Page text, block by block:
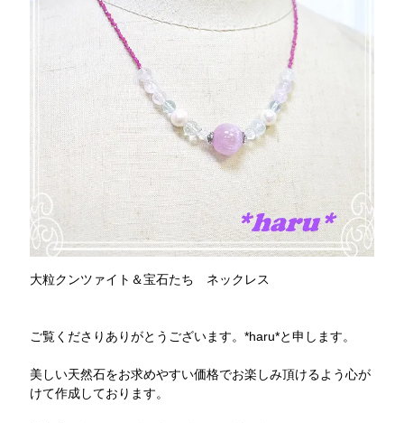
大粒クンツァイト＆宝石たち ネックレス
ご覧くださりありがとうございます。*haru*と申します。
美しい天然石をお求めやすい価格でお楽しみ頂けるよう心が
けて作成しております。